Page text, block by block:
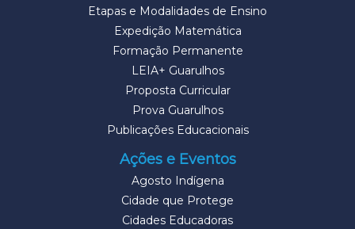
Etapas e Modalidades de Ensino
Expedição Matemática
Formação Permanente
LEIA+ Guarulhos
Proposta Curricular
Prova Guarulhos
Publicações Educacionais
Ações e Eventos
Agosto Indígena
Cidade que Protege
Cidades Educadoras